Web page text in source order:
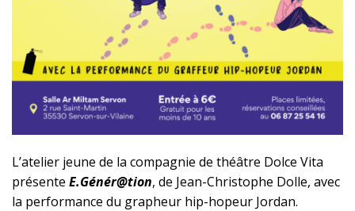
L’atelier jeune de la compagnie de théâtre Dolce Vita
présente E.Génér@tion, de Jean-Christophe Dolle, avec
la performance du grapheur hip-hopeur Jordan.